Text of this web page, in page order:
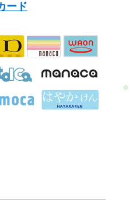
ード